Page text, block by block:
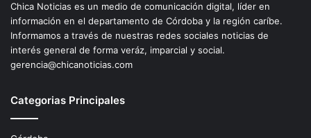
Chica Noticias es un medio de comunicación digital, líder en
información en el departamento de Córdoba y la región caríbe.
Informamos a través de nuestras redes sociales noticias de
interés general de forma veráz, imparcial y social.
gerencia@chicanoticias.com
Categorias Principales